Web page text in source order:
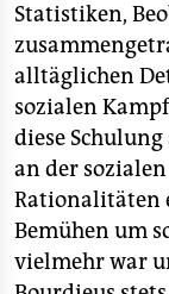
Statistiken,
alltäglichen
sozialen
diese
an der
Rationalitäten
Bemühen um
vielmehr war